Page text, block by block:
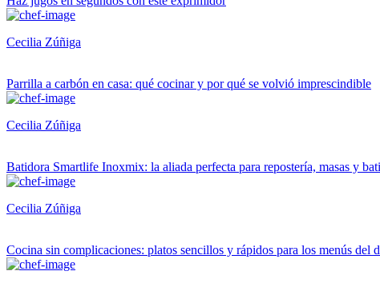
Cecilia Zúñiga
Parrilla a carbón en casa: qué cocinar y por qué se volvió imprescindible
Cecilia Zúñiga
Batidora Smartlife Inoxmix: la aliada perfecta para repostería, masas y
Cecilia Zúñiga
Cocina sin complicaciones: platos sencillos y rápidos para los menús del